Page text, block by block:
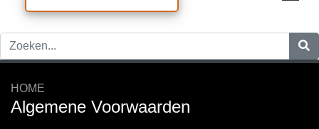
HOME
Algemene Voorwaarden